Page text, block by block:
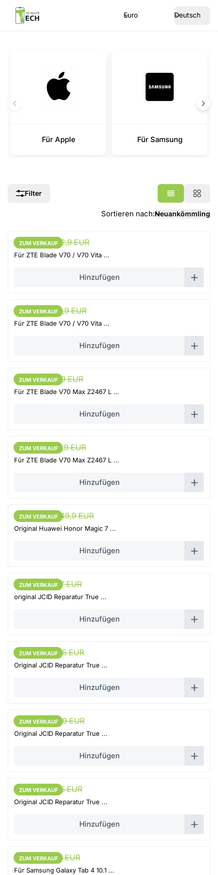
Euro Deutsch
Für Apple Für Samsung
Filter
Sortieren nach:Neuankömmling
ZUM VERKAUF
21,75 EUR 22,9 EUR
Für ZTE Blade V70 / V70 Vita ...
Hinzufügen
ZUM VERKAUF
ZUM VERKAUF
17,95 EUR 18,9 EUR
Für ZTE Blade V70 / V70 Vita ...
Hinzufügen
ZUM VERKAUF
ZUM VERKAUF
18,9 EUR 19,9 EUR
Für ZTE Blade V70 Max Z2467 L ...
Hinzufügen
ZUM VERKAUF
ZUM VERKAUF
22,7 EUR 23,9 EUR
Für ZTE Blade V70 Max Z2467 L ...
Hinzufügen
ZUM VERKAUF
ZUM VERKAUF
142,4 EUR 149,9 EUR
Original Huawei Honor Magic 7 ...
Hinzufügen
ZUM VERKAUF
ZUM VERKAUF
54,15 EUR 57 EUR
original JCID Reparatur True ...
Hinzufügen
ZUM VERKAUF
ZUM VERKAUF
42,75 EUR 45 EUR
Original JCID Reparatur True ...
Hinzufügen
ZUM VERKAUF
ZUM VERKAUF
65,55 EUR 69 EUR
Original JCID Reparatur True ...
Hinzufügen
ZUM VERKAUF
ZUM VERKAUF
61,75 EUR 65 EUR
Original JCID Reparatur True ...
Hinzufügen
ZUM VERKAUF
ZUM VERKAUF
45,6 EUR 48 EUR
Für Samsung Galaxy Tab 4 10.1 ...
ZUM VERKAUF